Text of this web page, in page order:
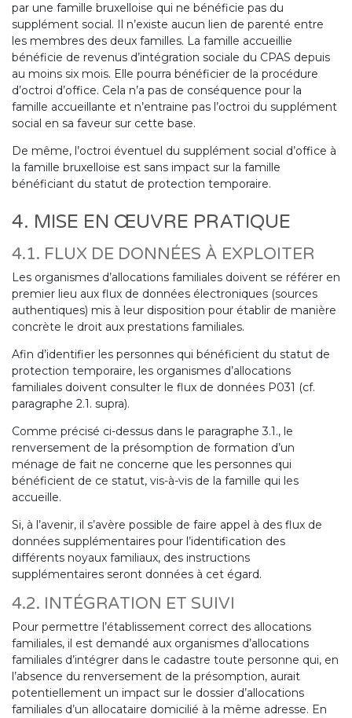
par une famille bruxelloise qui ne bénéficie pas du
supplément social. Il n’existe aucun lien de parenté entre
les membres des deux familles. La famille accueillie
bénéficie de revenus d’intégration sociale du CPAS depuis
au moins six mois. Elle pourra bénéficier de la procédure
d’octroi d’office. Cela n’a pas de conséquence pour la
famille accueillante et n’entraine pas l’octroi du supplément
social en sa faveur sur cette base.
De même, l’octroi éventuel du supplément social d’office à
la famille bruxelloise est sans impact sur la famille
bénéficiant du statut de protection temporaire.
4. MISE EN ŒUVRE PRATIQUE
4.1. FLUX DE DONNÉES À EXPLOITER
Les organismes d’allocations familiales doivent se référer en
premier lieu aux flux de données électroniques (sources
authentiques) mis à leur disposition pour établir de manière
concrète le droit aux prestations familiales.
Afin d’identifier les personnes qui bénéficient du statut de
protection temporaire, les organismes d’allocations
familiales doivent consulter le flux de données P031 (cf.
paragraphe 2.1. supra).
Comme précisé ci-dessus dans le paragraphe 3.1., le
renversement de la présomption de formation d’un
ménage de fait ne concerne que les personnes qui
bénéficient de ce statut, vis-à-vis de la famille qui les
accueille.
Si, à l’avenir, il s’avère possible de faire appel à des flux de
données supplémentaires pour l’identification des
différents noyaux familiaux, des instructions
supplémentaires seront données à cet égard.
4.2. INTÉGRATION ET SUIVI
Pour permettre l’établissement correct des allocations
familiales, il est demandé aux organismes d’allocations
familiales d’intégrer dans le cadastre toute personne qui, en
l’absence du renversement de la présomption, aurait
potentiellement un impact sur le dossier d’allocations
familiales d’un allocataire domicilié à la même adresse. En